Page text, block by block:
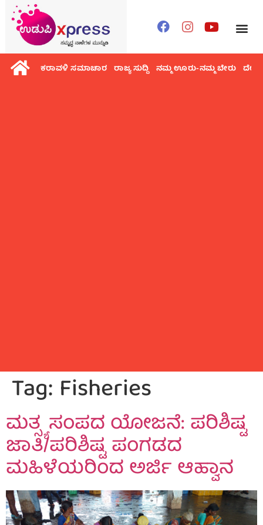
ಕರಾವಳಿ ಸಮಾಚಾರ ರಾಜ್ಯ ಸುದ್ದಿ ನಮ್ಮ ಊರು-ನಮ್ಮ ಬೇರು ದೇಶ
Tag: Fisheries
ಮತ್ಸ್ಯ ಸಂಪದ ಯೋಜನೆ: ಪರಿಶಿಷ್ಟ
ಜಾತಿ/ಪರಿಶಿಷ್ಟ ಪಂಗಡದ
ಮಹಿಳೆಯರಿಂದ ಅರ್ಜಿ ಆಹ್ವಾನ